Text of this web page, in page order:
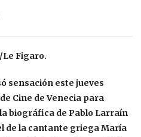
Figaro.
sensación este jueves
Cine de Venecia para
biográfica de Pablo Larraín
de la cantante griega María